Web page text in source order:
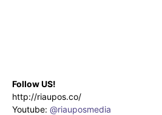
Follow US!
http://riaupos.co/
Youtube: @riauposmedia